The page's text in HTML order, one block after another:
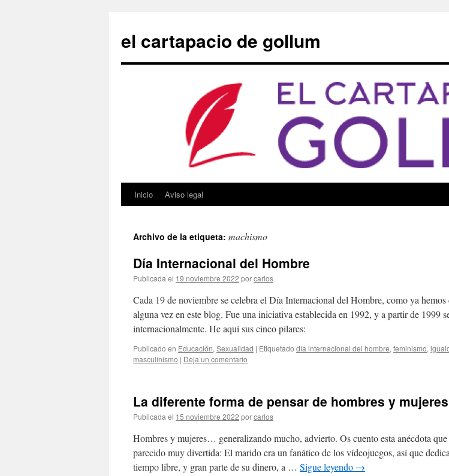
contenido
el cartapacio de gollum
Inicio Aviso legal
Archivo de la etiqueta: machismo
Día Internacional del Hombre
Publicada el 19 noviembre 2022 porcarlos
Cada 19 de noviembre se celebra el Día Internacional del Hombre, como ya hemos
alguna vez en este blog. Fue una iniciativa establecida en 1992, y a partir de 1999
internacionalmente. He aquí sus cinco pilares:
Publicado en Educación, Sexualidad | Etiquetado día internacional del hombre, feminismo,
masculinismo | Deja un comentario
La diferente forma de pensar de hombres y mujeres
Publicada el 15 noviembre 2022 porcarlos
Hombres y mujeres… generalizando mucho, advierto. Os cuento esta anécdota que
parecido muy divertida: El marido era un fanático de los vídeojuegos, así que
tiempo libre, y gran parte de su dinero, a … Sigue leyendo →